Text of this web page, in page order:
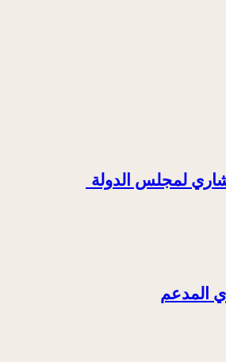
لمجلس الدولة
المدعم